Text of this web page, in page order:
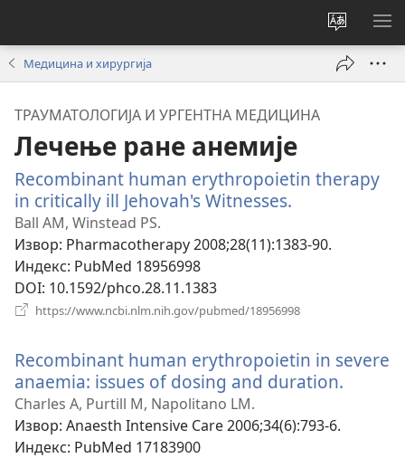
Промени
језик
сајта
Медицина и хирургија
ТРАУМАТОЛОГИЈА И УРГЕНТНА МЕДИЦИНА
Лечење ране анемије
Recombinant human erythropoietin therapy
in critically ill Jehovah's Witnesses.
прозор)
Ball AM, Winstead PS.
Извор‎: Pharmacotherapy 2008;28(11):1383-90.
Индекс‎: PubMed 18956998
DOI‎: 10.1592/phco.28.11.1383
https://www.ncbi.nlm.nih.gov/pubmed/18956998
Recombinant human erythropoietin in severe
anaemia: issues of dosing and duration.
Charles A, Purtill M, Napolitano LM.
Извор‎: Anaesth Intensive Care 2006;34(6):793-6.
Индекс‎: PubMed 17183900